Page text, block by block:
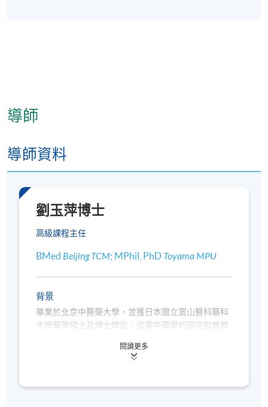
導師
導師資料
劉玉萍博士
高級課程主任
BMedBeijing TCM; MPhil, PhD Toyama MPU
背景
畢業於北京中醫藥大學，並獲日本國立富山醫科藥科
大學藥學碩士及博士學位。從事中藥學的研究和教學
富山醫科藥科大學客座研究員等。擅長對中藥品質的
作，曾撰寫《中藥採製與炮製技術》等專著和在國內
閱讀更多